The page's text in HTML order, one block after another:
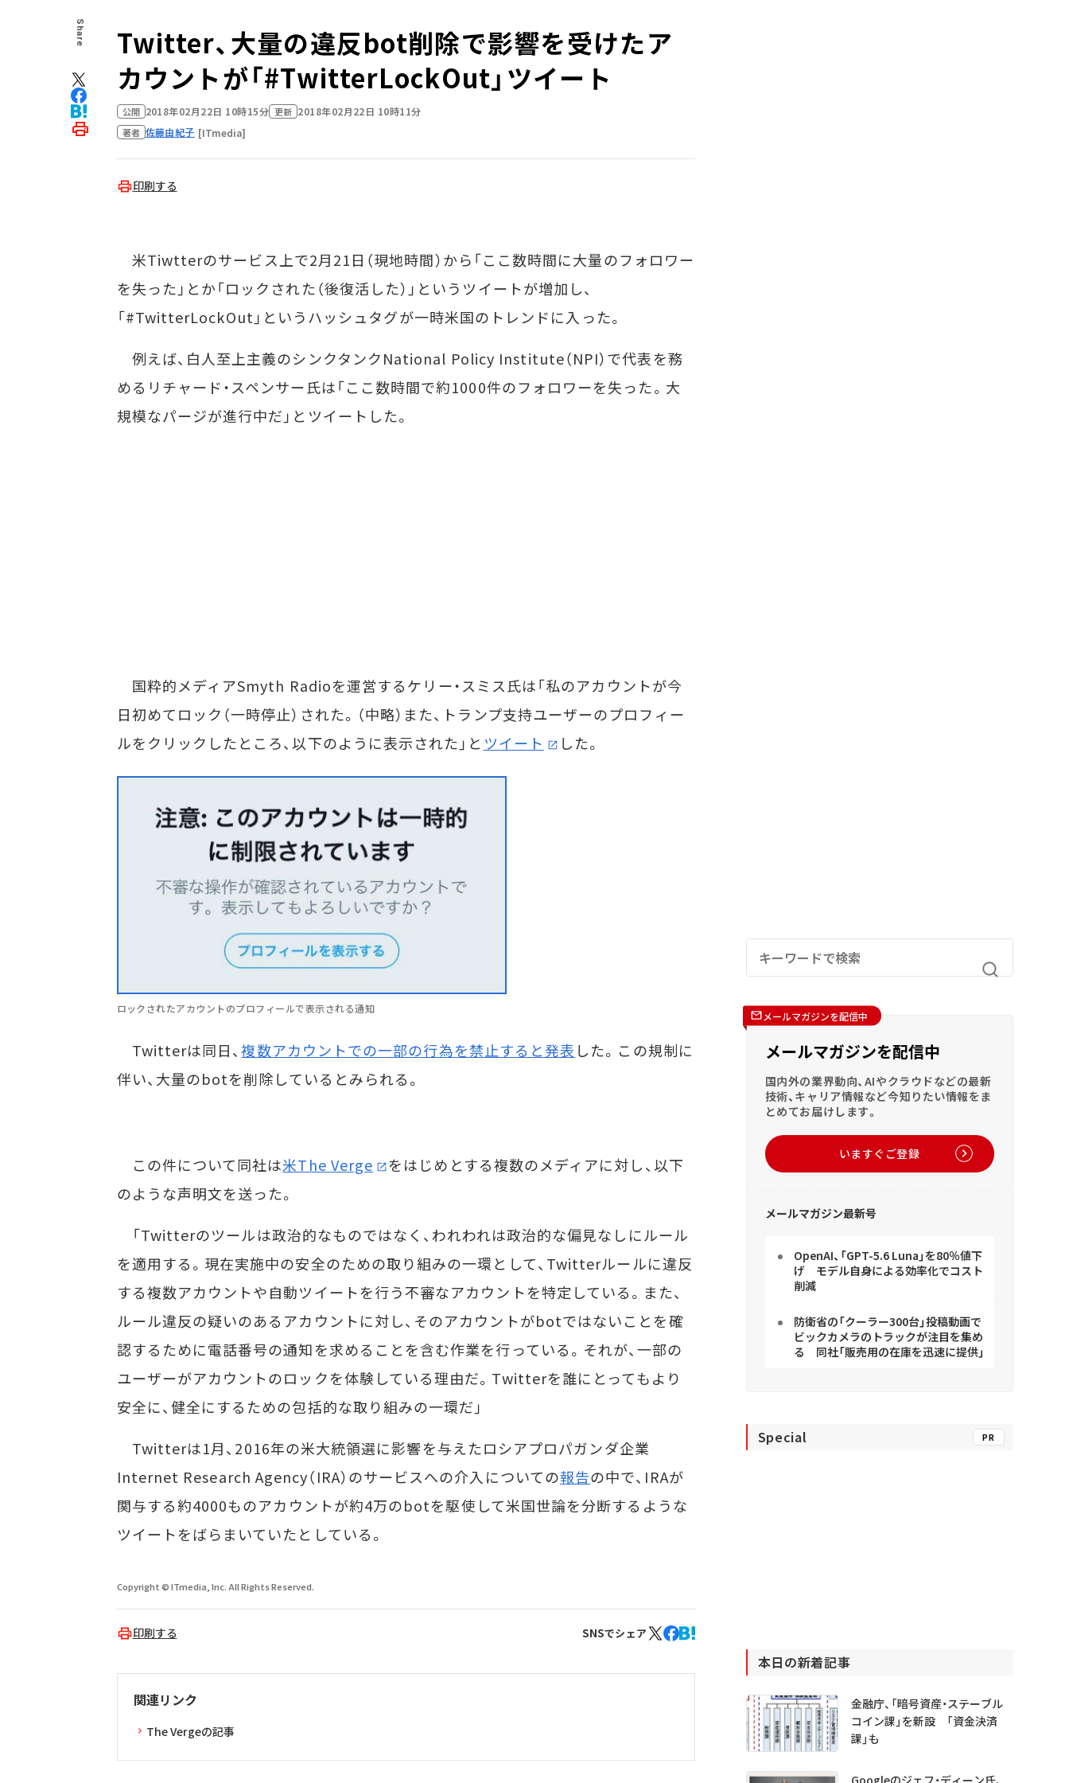
Share
Twitter、大量の違反bot削除で影響を受けたア
カウントが「#TwitterLockOut」ツイート
公開 2018年02月22日 10時15分 更新 2018年02月22日 10時11分
著者 佐藤由紀子 [ITmedia]
印刷する
米Tiwtterのサービス上で2月21日（現地時間）から「ここ数時間に大量のフォロワー
を失った」とか「ロックされた（後復活した）」というツイートが増加し、
「#TwitterLockOut」というハッシュタグが一時米国のトレンドに入った。
例えば、白人至上主義のシンクタンクNational Policy Institute（NPI）で代表を務
めるリチャード・スペンサー氏は「ここ数時間で約1000件のフォロワーを失った。大
規模なパージが進行中だ」とツイートした。
国粋的メディアSmyth Radioを運営するケリー・スミス氏は「私のアカウントが今
日初めてロック（一時停止）された。（中略）また、トランプ支持ユーザーのプロフィー
ルをクリックしたところ、以下のように表示された」と ツイート した。
ロックされたアカウントのプロフィールで表示される通知
Twitterは同日、複数アカウントでの一部の行為を禁止すると発表 した。この規制に
伴い、大量のbotを削除しているとみられる。
この件について同社は米The Verge
をはじめとする複数のメディアに対し、以下
のような声明文を送った。
「Twitterのツールは政治的なものではなく、われわれは政治的な偏見なしにルール
を適用する。現在実施中の安全のための取り組みの一環として、Twitterルールに違反
する複数アカウントや自動ツイートを行う不審なアカウントを特定している。また、
ルール違反の疑いのあるアカウントに対し、そのアカウントがbotではないことを確
認するために電話番号の通知を求めることを含む作業を行っている。それが、一部の
ユーザーがアカウントのロックを体験している理由だ。Twitterを誰にとってもより
安全に、健全にするための包括的な取り組みの一環だ」
Twitterは1月、2016年の米大統領選に影響を与えたロシアプロパガンダ企業
Internet Research Agency（IRA）のサービスへの介入についての報告の中で、IRAが
関与する約4000ものアカウントが約4万のbotを駆使して米国世論を分断するような
ツイートをばらまいていたとしている。
Copyright © ITmedia, Inc. All Rights Reserved.
印刷する SNSでシェア
関連リンク
The Vergeの記事
メールマガジンを配信中
メールマガジンを配信中
国内外の業界動向、AIやクラウドなどの最新
技術、キャリア情報など今知りたい情報をま
とめてお届けします。
いますぐご登録
メールマガジン最新号
OpenAI、「GPT-5.6 Luna」を80％値下
げ モデル自身による効率化でコスト
削減
防衛省の「クーラー300台」投稿動画で
ビックカメラのトラックが注目を集め
る 同社「販売用の在庫を迅速に提供」
Special PR
本日の新着記事
金融庁、「暗号資産・ステーブル
コイン課」を新設 「資金決済
課」も
Googleのジェフ・ディーン氏、